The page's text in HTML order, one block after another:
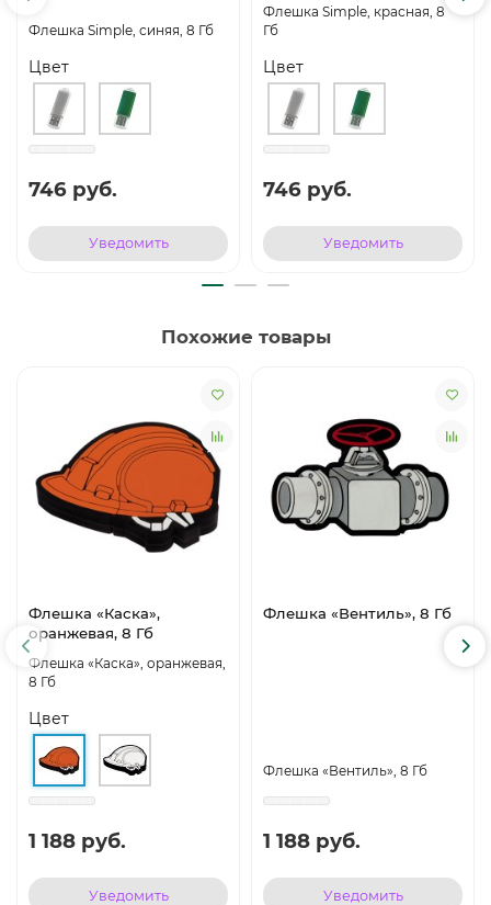
Флешка Simple, синяя, 8 Гб
Цвет
746 руб.
Уведомить
Флешка Simple, красная, 8
Гб
Цвет
746 руб.
Уведомить
Похожие товары
Флешка «Каска»,
оранжевая, 8 Гб
Флешка «Каска», оранжевая,
8 Гб
Цвет
1 188 руб.
Уведомить
Флешка «Вентиль», 8 Гб
Флешка «Вентиль», 8 Гб
1 188 руб.
Уведомить